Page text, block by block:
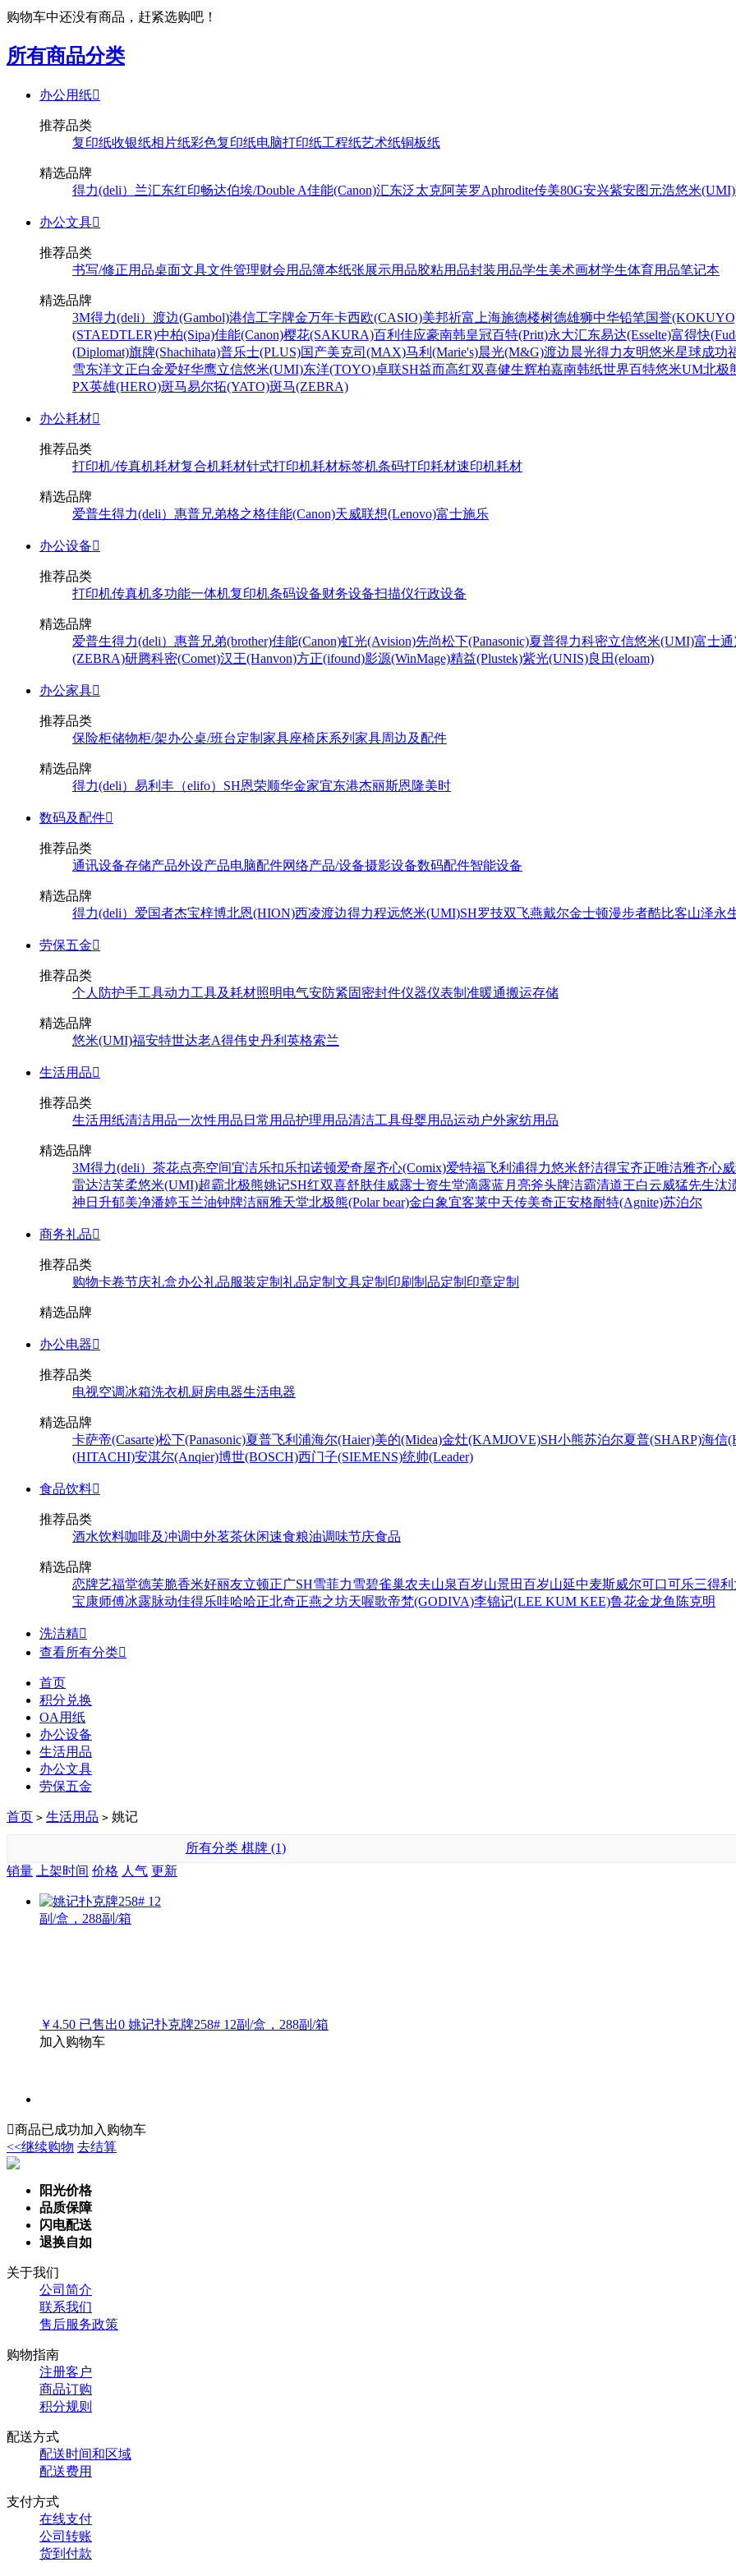
购物车中还没有商品，赶紧选购吧！
所有商品分类
办公用纸
推荐品类
复印纸收银纸相片纸彩色复印纸电脑打印纸工程纸艺术纸铜板纸
精选品牌
得力(deli） 兰汇东红印畅达伯埃/Double A佳能(Canon)汇东泛太克阿芙罗Aphrodite传美80G安兴紫安图元浩悠米(UMI)
办公文具
推荐品类
书写/修正用品桌面文具文件管理财会用品簿本纸张展示用品胶粘用品封装用品学生美术画材学生体育用品笔记本
精选品牌
3M得力(deli） 渡边(Gambol)港信工字牌金万年卡西欧(CASIO)美邦祈富 上海施德楼树德雄狮中华铅笔国誉
(STAEDTLER)中柏(Sipa)佳能(Canon)樱花(SAKURA)百利佳应豪南韩皇冠百特(Pritt)永大汇东易达(Esselte)富得快
(Diplomat)旗牌(Shachihata)普乐士(PLUS)国产美克司(MAX)马利(Marie's)晨光(M&G)渡边 晨光得力友明悠米星球成功
雪东洋文正白金爱好华鹰立信悠米(UMI)东洋(TOYO)卓联SH益而高红双喜健生辉柏嘉南韩纸世界百特悠米UM北极
PX英雄(HERO)斑马易尔拓(YATO)斑马(ZEBRA)
办公耗材
推荐品类
打印机/传真机耗材复合机耗材针式打印机耗材标签机条码打印耗材速印机耗材
精选品牌
爱普生得力(deli） 惠普兄弟格之格佳能(Canon)天威联想(Lenovo)富士施乐
办公设备
推荐品类
打印机传真机多功能一体机复印机条码设备财务设备扫描仪行政设备
精选品牌
爱普生得力(deli） 惠普兄弟(brother)佳能(Canon)虹光(Avision)先尚松下(Panasonic)夏普得力科密立信悠米(UMI)富士通
(ZEBRA)研腾科密(Comet)汉王(Hanvon)方正(ifound)影源(WinMage)精益(Plustek)紫光(UNIS)良田(eloam)
办公家具
推荐品类
保险柜储物柜/架办公桌/班台定制家具座椅床系列 家具周边及配件
精选品牌
得力(deli） 易利丰（elifo） SH恩荣顺华金家宜东港杰丽斯恩隆美时
数码及配件
推荐品类
通讯设备存储产品外设产品电脑配件网络产品/设备摄影设备数码配件智能设备
精选品牌
得力(deli） 爱国者杰宝梓博北恩(HION)西凌渡边得力程远悠米(UMI)SH罗技双飞燕戴尔金士顿漫步者酷比客山泽永
劳保五金
推荐品类
个人防护手工具动力工具及耗材照明电气安防紧固密封件仪器仪表制准暖通搬运存储
精选品牌
悠米(UMI)福安特世达老A得伟史丹利 英格索兰
生活用品
推荐品类
生活用纸清洁用品一次性用品 日常用品护理用品清洁工具母婴用品运动户外家纺用品
精选品牌
3M得力(deli） 茶花点亮空间宜洁乐扣乐扣诺顿爱奇屋齐心(Comix)爱特福飞利浦得力悠米舒洁得宝齐正唯洁雅齐心
雷达洁芙柔悠米(UMI)超霸北极熊姚记SH红双喜舒肤佳威露士资生堂滴露蓝月亮斧头牌洁霸清道王白云威猛先生汰
神 日升郁美净潘婷玉兰油钟牌洁丽雅天堂北极熊(Polar bear)金白象宜客莱中天传美奇正安格耐特(Agnite)苏泊尔
商务礼品
推荐品类
购物卡卷节庆礼盒办公礼品服装定制 礼品定制 文具定制 印刷制品定制 印章定制
精选品牌
办公电器
推荐品类
电视空调冰箱洗衣机厨房电器生活电器
精选品牌
卡萨帝(Casarte)松下(Panasonic)夏普飞利浦海尔(Haier)美的(Midea)金灶(KAMJOVE)SH小熊苏泊尔夏普(SHARP)海信
(HITACHI)安淇尔(Anqier)博世(BOSCH)西门子(SIEMENS)统帅(Leader)
食品饮料
推荐品类
酒水饮料咖啡及冲调中外茗茶休闲速食粮油调味节庆食品
精选品牌
恋牌艺福堂德芙脆香米好丽友立顿正广SH雪菲力雪碧雀巢农夫山泉百岁山景田百岁山延中麦斯威尔可口可乐三得利
宝康师傅冰露脉动佳得乐哇哈哈正北奇正燕之坊天喔歌帝梵(GODIVA)李锦记(LEE KUM KEE)鲁花金龙鱼 陈克明
洗洁精
查看所有分类
首页
积分兑换
OA用纸
办公设备
生活用品
办公文具
劳保五金
首页 > 生活用品 > 姚记
所有分类 棋牌 (1)
销量
上架时间 价格 人气 更新
￥4.50 已售出0 姚记扑克牌258# 12副/盒，288副/箱
加入购物车
商品已成功加入购物车
<<继续购物 去结算
阳光价格
品质保障
闪电配送
退换自如
关于我们
公司简介
联系我们
售后服务政策
购物指南
注册客户
商品订购
积分规则
配送方式
配送时间和区域
配送费用
支付方式
在线支付
公司转账
货到付款